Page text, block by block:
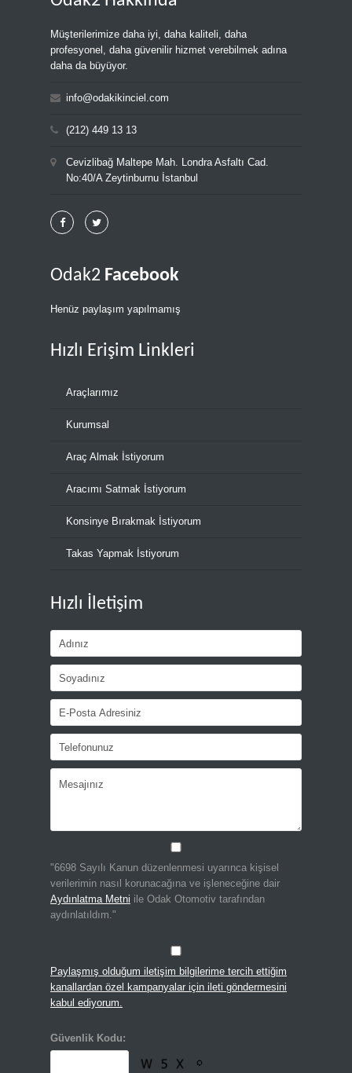
Müşterilerimize daha iyi, daha kaliteli, daha
profesyonel, daha güvenilir hizmet verebilmek adına
daha da büyüyor.
info@odakikinciel.com
(212) 449 13 13
Cevizlibağ Maltepe Mah. Londra Asfaltı Cad.
No:40/A Zeytinburnu İstanbul
Odak2 Facebook
Henüz paylaşım yapılmamış
Hızlı Erişim Linkleri
Araçlarımız
Kurumsal
Araç Almak İstiyorum
Aracımı Satmak İstiyorum
Konsinye Bırakmak İstiyorum
Takas Yapmak İstiyorum
Hızlı İletişim
"6698 Sayılı Kanun düzenlenmesi uyarınca kişisel
verilerimin nasıl korunacağına ve işleneceğine dair
Aydınlatma Metni ile Odak Otomotiv tarafından
aydınlatıldım."
Paylaşmış olduğum iletişim bilgilerime tercih ettiğim
kanallardan özel kampanyalar için ileti göndermesini
kabul ediyorum.
Güvenlik Kodu: